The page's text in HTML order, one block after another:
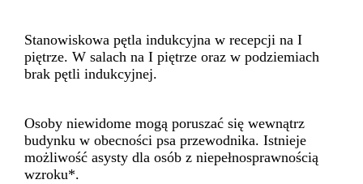
Stanowiskowa pętla indukcyjna w recepcji na I
piętrze. W salach na I piętrze oraz w podziemiach
brak pętli indukcyjnej.
Osoby niewidome mogą poruszać się wewnątrz
budynku w obecności psa przewodnika. Istnieje
możliwość asysty dla osób z niepełnosprawnością
wzroku*.